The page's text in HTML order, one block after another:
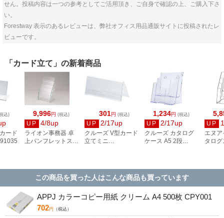
せん。投稿内容は一つの参考としてご活用頂き、ご自身で確認の上、ご購入下さ
い。
Forestway 表示のあるレビューは、弊社オフィス用品通販サイトに投稿されたレ
ビューです。
「カード立て」の新着商品
9,996円 (税込)
UP 4/8up
ライオン事務器 卓
上パンフレットスタ
301円 (税込)
UP 2/17up
クルーズ V型カード
立てミニ
1,234円 (税込)
UP 2/17up
クルーズ カタログ
ケース A5 2段
UP
エヌ
タロ
込)
ード
この商品を買った人はこんな商品も買っています
APPJ カラーコピー用紙 クリーム A4 500枚 CPY001
702円 （税込）